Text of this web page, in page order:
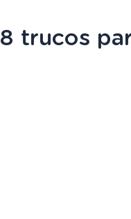
8 trucos